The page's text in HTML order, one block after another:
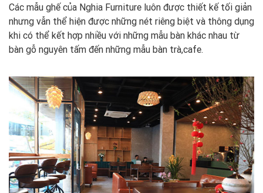
Các mẫu ghế của Nghia Furniture luôn được thiết kế tối giản
nhưng vẫn thể hiện được những nét riêng biệt và thông dụng
khi có thể kết hợp nhiều với những mẫu bàn khác nhau từ
bàn gỗ nguyên tấm đến những mẫu bàn trà,cafe.